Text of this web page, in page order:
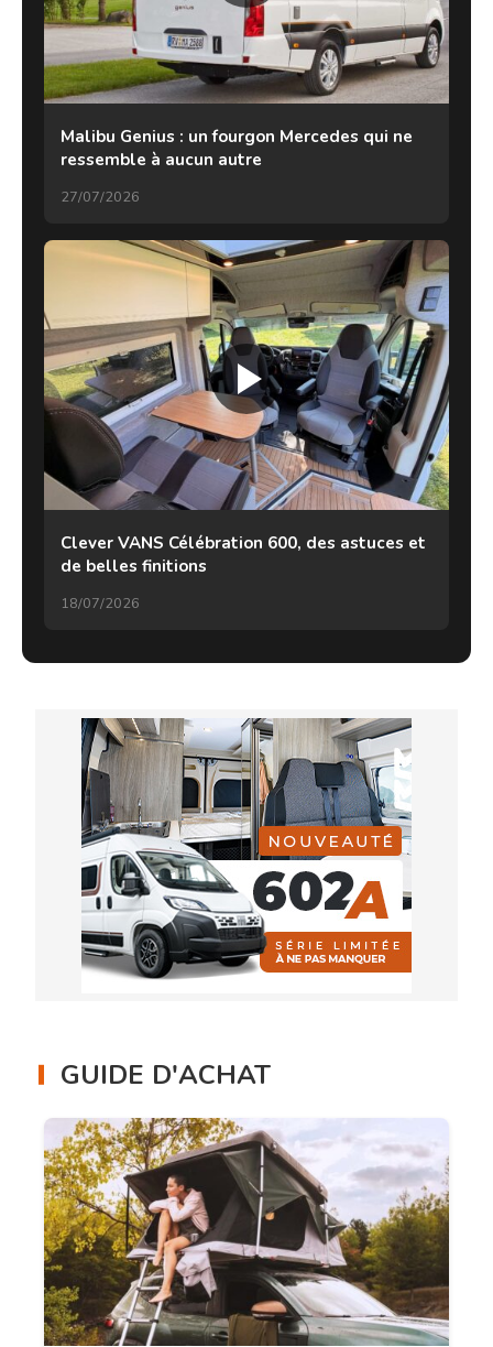
Malibu Genius : un fourgon Mercedes qui ne
ressemble à aucun autre
27/07/2026
Clever VANS Célébration 600, des astuces et
de belles finitions
18/07/2026
GUIDE D'ACHAT